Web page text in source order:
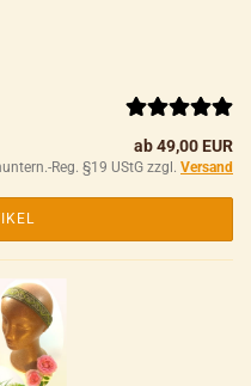
ab 49,00 EUR
Reg. §19 UStG zzgl. Versand